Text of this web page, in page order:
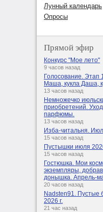
Лунный календарь
Опросы
Прямой эфир
Конкурс "Мое лето"
9 часов назад
Голосование. Этап
Маша, кукла Даша,
13 часов назад
Немножечко
приобретений.
парфюмы.
13 часов назад
Изба-читальня.
15 часов назад
Пустышки июля
15 часов назад
Гостюшка. Мои
экземпляры,
донышка. Апрель-
20 часов назад
Nadsten91. Пустые
2026 г.
21 час назад